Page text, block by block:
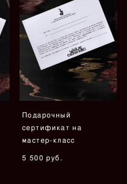
Подарочный
сертификат на
мастер-класс
5 500 pуб.